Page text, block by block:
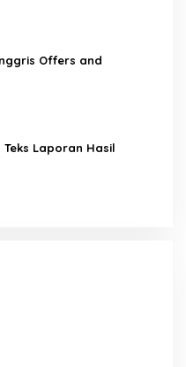
Offers and
Laporan Hasil